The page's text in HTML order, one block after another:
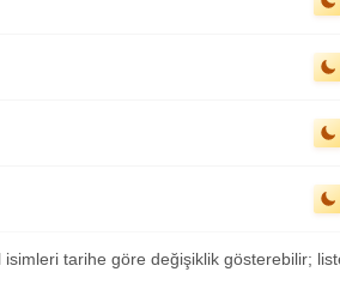
tarihe göre değişiklik gösterebilir;